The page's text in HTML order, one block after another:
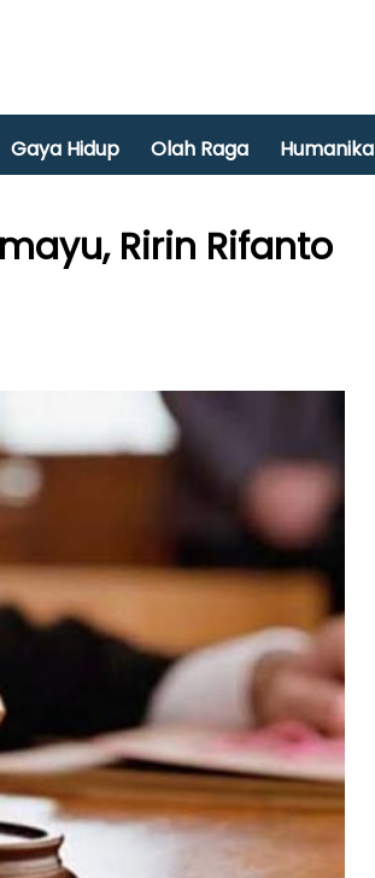
Gaya Hidup Olah Raga Humanika
Ririn Rifanto